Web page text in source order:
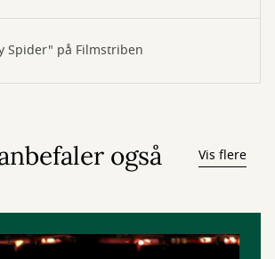
Spider" på Filmstriben
også Vis flere